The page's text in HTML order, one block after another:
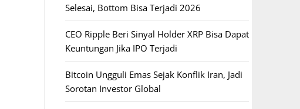
Selesai, Bottom Bisa Terjadi 2026
CEO Ripple Beri Sinyal Holder XRP Bisa Dapat
Keuntungan Jika IPO Terjadi
Bitcoin Ungguli Emas Sejak Konflik Iran, Jadi
Sorotan Investor Global